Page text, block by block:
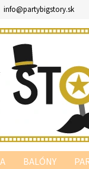
info@partybigstory.sk
BALÓNY